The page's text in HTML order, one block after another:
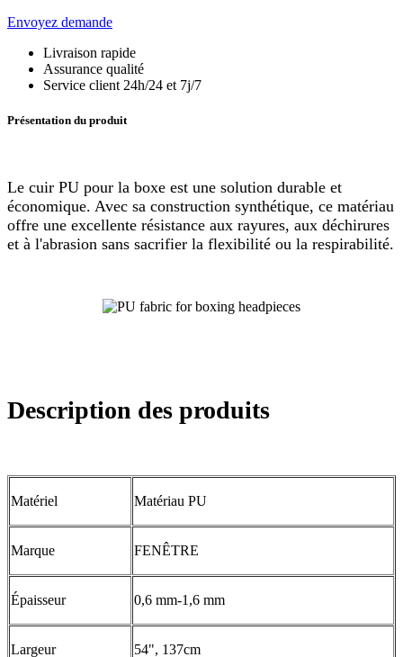
Envoyez demande
Livraison rapide
Assurance qualité
Service client 24h/24 et 7j/7
Présentation du produit
Le cuir PU pour la boxe est une solution durable et
économique. Avec sa construction synthétique, ce matériau
offre une excellente résistance aux rayures, aux déchirures
et à l'abrasion sans sacrifier la flexibilité ou la respirabilité.
Description des produits
Matériel Matériau PU
Marque FENÊTRE
Épaisseur 0,6 mm-1,6 mm
Largeur 54", 137cm